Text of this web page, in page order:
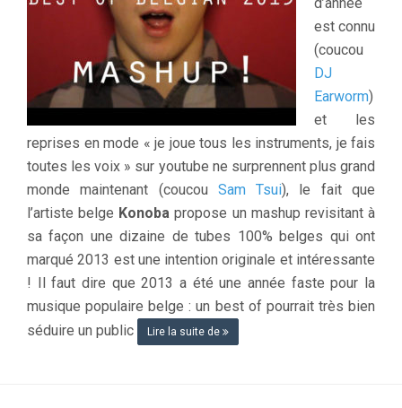
est connu
(coucou
DJ
Earworm)
et les
reprises en mode « je joue tous les instruments, je fais
toutes les voix » sur youtube ne surprennent plus grand
monde maintenant (coucou Sam Tsui), le fait que
l’artiste belge Konoba propose un mashup revisitant à
sa façon une dizaine de tubes 100% belges qui ont
marqué 2013 est une intention originale et intéressante
! Il faut dire que 2013 a été une année faste pour la
musique populaire belge : un best of pourrait très bien
séduire un public
Lire la suite de